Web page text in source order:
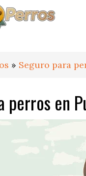
» Seguro para
perros en